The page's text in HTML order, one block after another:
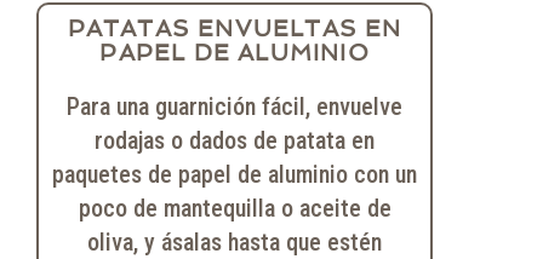
PATATAS ENVUELTAS EN
PAPEL DE ALUMINIO
Para una guarnición fácil, envuelve
rodajas o dados de patata en
paquetes de papel de aluminio con un
poco de mantequilla o aceite de
oliva, y ásalas hasta que estén